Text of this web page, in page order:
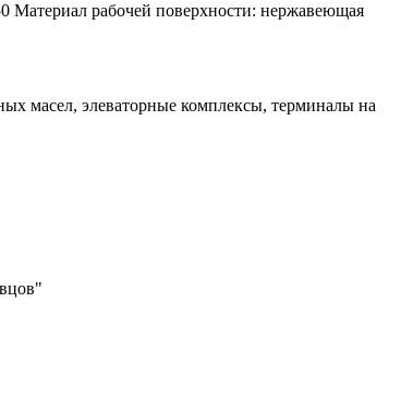
Материал рабочей поверхности: нержавеющая
масел, элеваторные комплексы, терминалы на